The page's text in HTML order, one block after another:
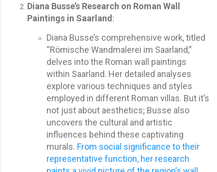
Diana Busse’s Research on Roman Wall
Paintings in Saarland:
Diana Busse’s comprehensive work, titled
“Römische Wandmalerei im Saarland,”
delves into the Roman wall paintings
within Saarland. Her detailed analyses
explore various techniques and styles
employed in different Roman villas. But it’s
not just about aesthetics; Busse also
uncovers the cultural and artistic
influences behind these captivating
murals. From social significance to their
representative function, her research